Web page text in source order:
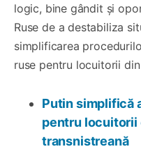
logic, bine gândit și
Ruse de a destabiliza
simplificarea
ruse pentru locuitorii
Putin simplifică
pentru locuitorii
transnistreană